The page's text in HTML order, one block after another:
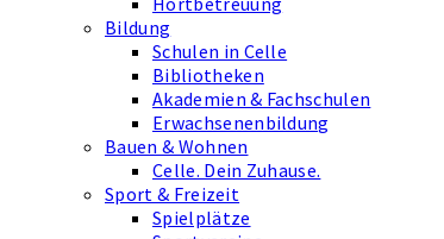
Bildung
Schulen in Celle
Bibliotheken
Akademien & Fachschulen
Erwachsenenbildung
Bauen & Wohnen
Celle. Dein Zuhause.
Sport & Freizeit
Spielplätze